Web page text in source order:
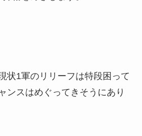
状1軍のリリーフは特段困って
ンスはめぐってきそうにあり